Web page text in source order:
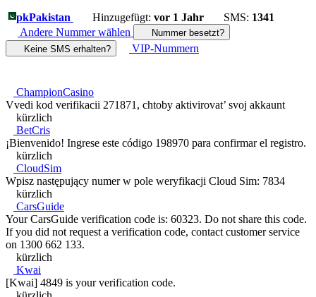
pkPakistan Hinzugefügt: vor 1 Jahr SMS: 1341
Andere Nummer wählen
Nummer besetzt?
Keine SMS erhalten?
VIP-Nummern
ChampionCasino
Vvedi kod verifikacii 271871, chtoby aktivirovat’ svoj akkaunt
kürzlich
BetCris
¡Bienvenido! Ingrese este código 198970 para confirmar el registro.
kürzlich
CloudSim
Wpisz następujący numer w pole weryfikacji Cloud Sim: 7834
kürzlich
CarsGuide
Your CarsGuide verification code is: 60323. Do not share this code.
If you did not request a verification code, contact customer service
on 1300 662 133.
kürzlich
Kwai
[Kwai] 4849 is your verification code.